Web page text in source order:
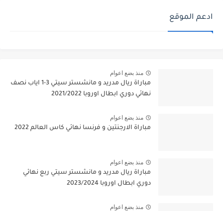
ادعم الموقع
منذ بضع اعوام
مباراة ريال مدريد و مانشستر سيتي 3-1 اياب نصف
نهائي دوري ابطال اوروبا 2021/2022
منذ بضع اعوام
مباراة الارجنتين و فرنسا نهائي كاس العالم 2022
منذ بضع اعوام
مباراة ريال مدريد و مانشستر سيتي ربع نهائي
دوري ابطال اوروبا 2023/2024
منذ بضع اعوام